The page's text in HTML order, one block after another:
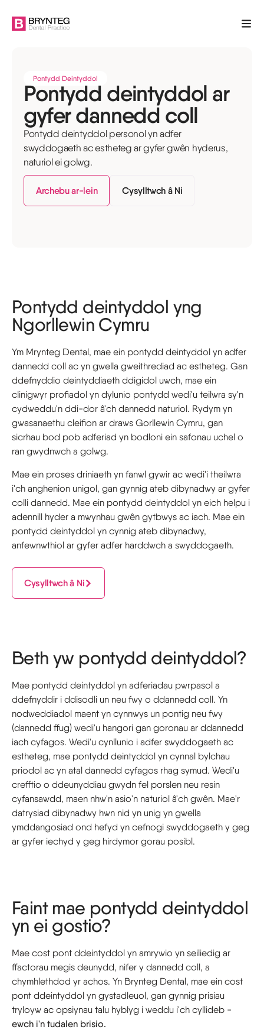
Pontydd deintyddol ar
gyfer dannedd coll
Pontydd Deintyddol
Pontydd deintyddol personol yn adfer
swyddogaeth ac estheteg ar gyfer gwên hyderus,
naturiol ei golwg.
Archebu ar-lein Cysylltwch â Ni
Pontydd deintyddol yng
Ngorllewin Cymru
Ym Mrynteg Dental, mae ein pontydd deintyddol yn adfer
dannedd coll ac yn gwella gweithrediad ac estheteg. Gan
ddefnyddio deintyddiaeth ddigidol uwch, mae ein
clinigwyr profiadol yn dylunio pontydd wedi'u teilwra sy'n
cydweddu'n ddi-dor â'ch dannedd naturiol. Rydym yn
gwasanaethu cleifion ar draws Gorllewin Cymru, gan
sicrhau bod pob adferiad yn bodloni ein safonau uchel o
ran gwydnwch a golwg.
Mae ein proses driniaeth yn fanwl gywir ac wedi'i theilwra
i'ch anghenion unigol, gan gynnig ateb dibynadwy ar gyfer
colli dannedd. Mae ein pontydd deintyddol yn eich helpu i
adennill hyder a mwynhau gwên gytbwys ac iach. Mae ein
pontydd deintyddol yn cynnig ateb dibynadwy,
anfewnwthiol ar gyfer adfer harddwch a swyddogaeth.
Cysylltwch â Ni
Beth yw pontydd deintyddol?
Mae pontydd deintyddol yn adferiadau pwrpasol a
ddefnyddir i ddisodli un neu fwy o ddannedd coll. Yn
nodweddiadol maent yn cynnwys un pontig neu fwy
(dannedd ffug) wedi'u hangori gan goronau ar ddannedd
iach cyfagos. Wedi'u cynllunio i adfer swyddogaeth ac
estheteg, mae pontydd deintyddol yn cynnal bylchau
priodol ac yn atal dannedd cyfagos rhag symud. Wedi'u
crefftio o ddeunyddiau gwydn fel porslen neu resin
cyfansawdd, maen nhw'n asio'n naturiol â'ch gwên. Mae'r
datrysiad dibynadwy hwn nid yn unig yn gwella
ymddangosiad ond hefyd yn cefnogi swyddogaeth y geg
ar gyfer iechyd y geg hirdymor gorau posibl.
Faint mae pontydd deintyddol
yn ei gostio?
Mae cost pont ddeintyddol yn amrywio yn seiliedig ar
ffactorau megis deunydd, nifer y dannedd coll, a
chymhlethdod yr achos. Yn Brynteg Dental, mae ein cost
pont ddeintyddol yn gystadleuol, gan gynnig prisiau
tryloyw ac opsiynau talu hyblyg i weddu i'ch cyllideb -
ewch i'n tudalen brisio.